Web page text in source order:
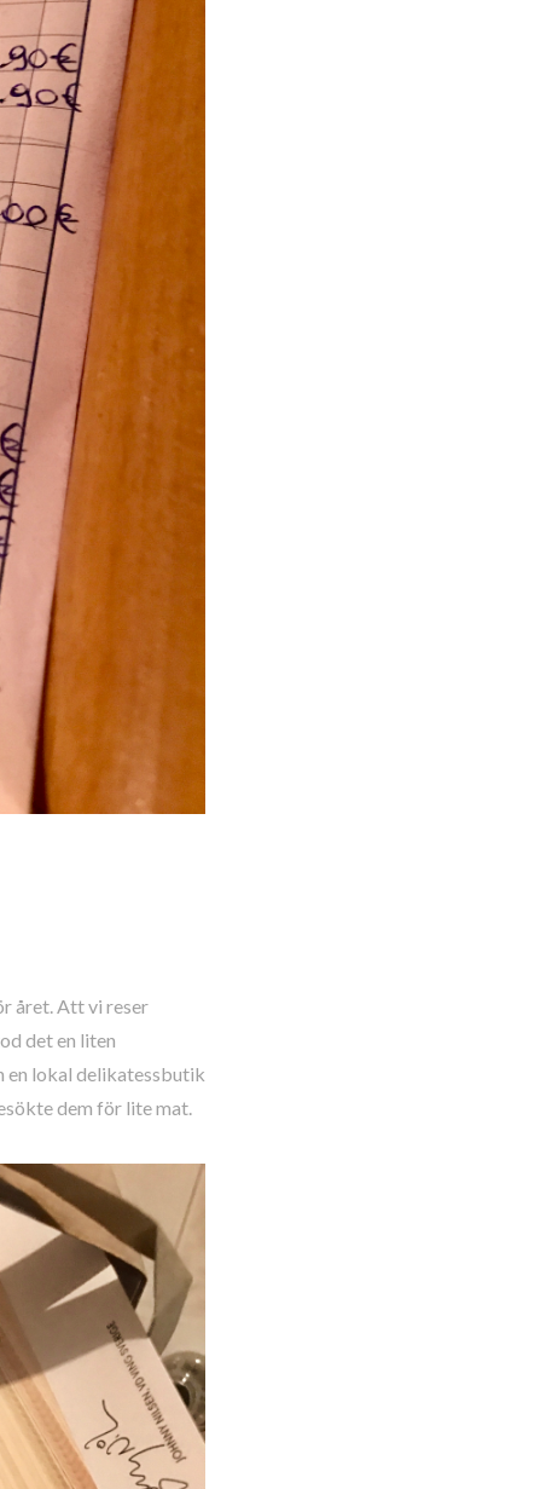
året. Att vi reser
det en liten
en lokal delikatessbutik
dem för lite mat.